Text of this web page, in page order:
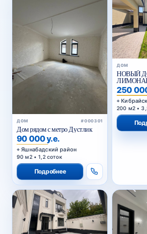
ДОМ #000301
Дом рядом с метро Дустлик
90 000 у.е.
Яшнабадский район
90 м2 • 1,2 соток
Подробнее
ДОМ
НОВЫЙ
250
200 м2 •